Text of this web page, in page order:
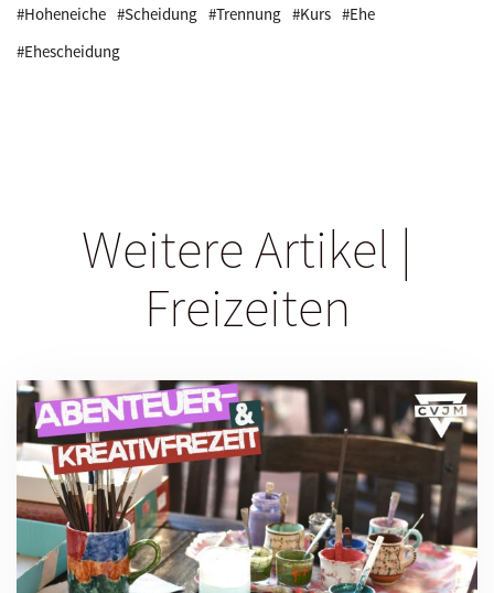
#Hoheneiche #Scheidung #Trennung #Kurs #Ehe
#Ehescheidung
Weitere Artikel |
Freizeiten